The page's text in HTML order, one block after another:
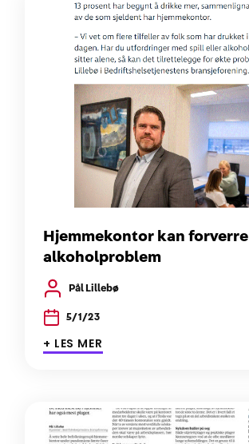
Hjemmekontor kan forverre
alkoholproblem
Pål Lillebø
5/1/23
+ LES MER